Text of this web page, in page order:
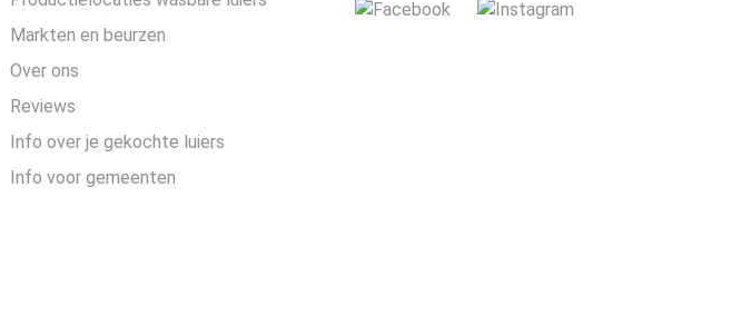
Markten en beurzen
Over ons
Reviews
Info over je gekochte luiers
Info voor gemeenten